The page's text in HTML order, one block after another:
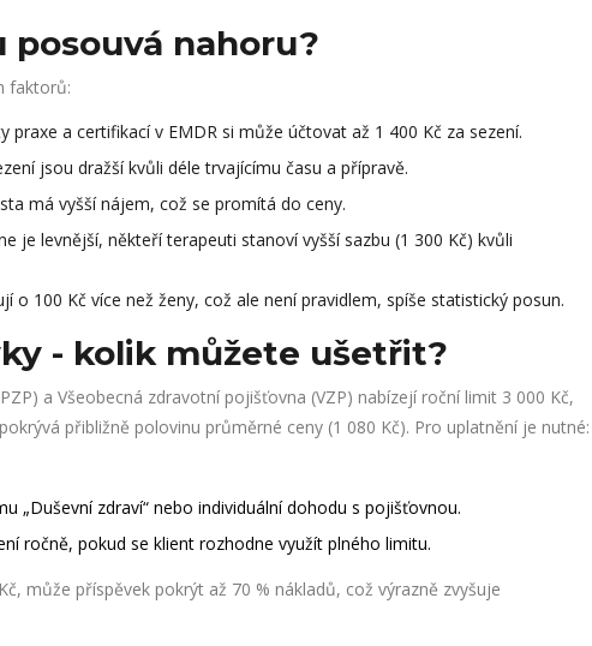
posouvá nahoru?
faktorů:
praxe a certifikací v EMDR si může účtovat až 1 400 Kč za sezení.
jsou dražší kvůli déle trvajícímu času a přípravě.
má vyšší nájem, což se promítá do ceny.
je levnější, někteří terapeuti stanoví vyšší sazbu (1 300 Kč) kvůli
o 100 Kč více než ženy, což ale není pravidlem, spíše statistický posun.
- kolik můžete ušetřit?
a Všeobecná zdravotní pojišťovna (VZP) nabízejí roční limit 3 000 Kč,
přibližně polovinu průměrné ceny (1 080 Kč). Pro uplatnění je nutné:
„Duševní zdraví“ nebo individuální dohodu s pojišťovnou.
ročně, pokud se klient rozhodne využít plného limitu.
může příspěvek pokrýt až 70 % nákladů, což výrazně zvyšuje